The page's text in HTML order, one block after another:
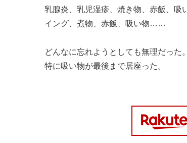
乳腺炎、乳児湿疹、焼き物、赤飯、吸
イング、煮物、赤飯、吸い物……
どんなに忘れようとしても無理だった。
特に吸い物が最後まで居座った。